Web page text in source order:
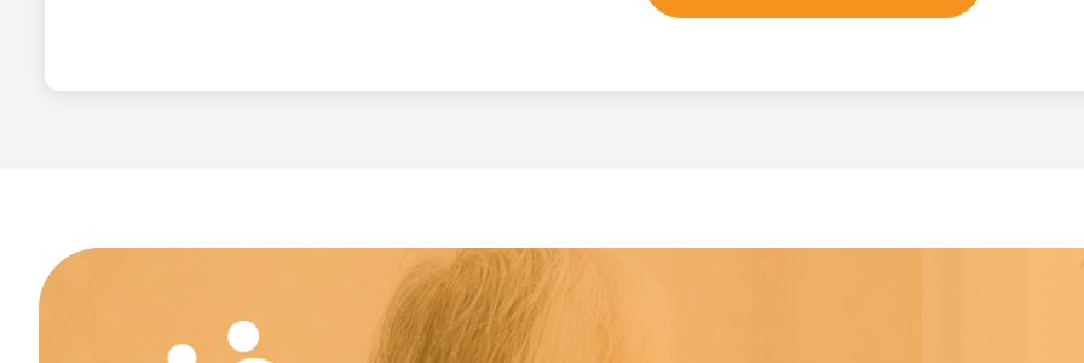
本利用規約は如何なる理由でも通知なしに変更する場合があります。
如何なる状況においても当社は、第三者を介したものも含め、本ソフトウェアまたはサービ
または誤用に対する責任を一切負いません。この責任の制約は、当社が、そのような損害の
れていた場合であっても、それが保証、契約、故意または無意識による不法行為、その他に
によらず、直接、間接、付随、結果的、特殊、懲戒的および懲罰的損害賠償を回避するため